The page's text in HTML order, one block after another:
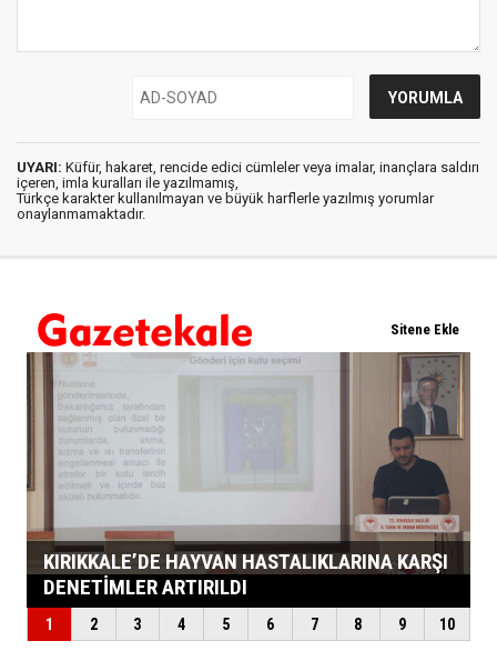
UYARI: Küfür, hakaret, rencide edici cümleler veya imalar, inançlara saldırı
içeren, imla kuralları ile yazılmamış,
Türkçe karakter kullanılmayan ve büyük harflerle yazılmış yorumlar
onaylanmamaktadır.